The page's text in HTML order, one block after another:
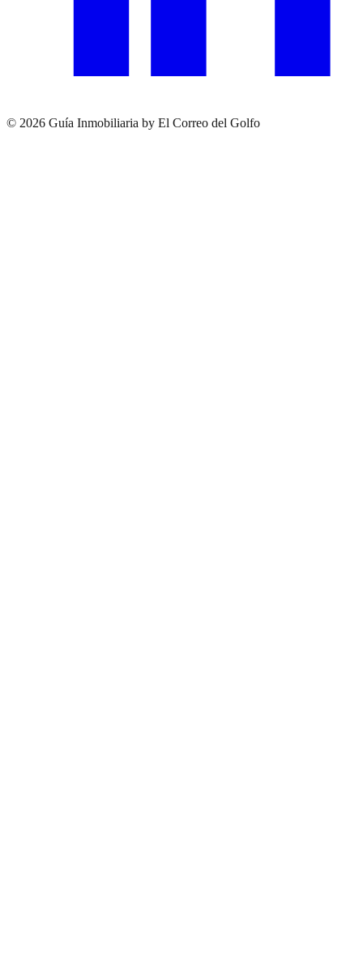
© 2026 Guía Inmobiliaria by El Correo del Golfo